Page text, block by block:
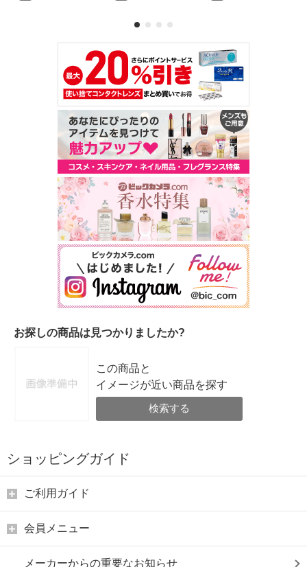
お探しの商品は見つかりましたか?
この商品と
イメージが近い商品を探す
検索する
ショッピングガイド
ご利用ガイド
会員メニュー
メーカーからの重要なお知らせ